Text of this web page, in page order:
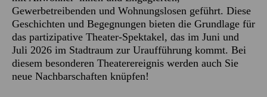
Gewerbetreibenden und Wohnungslosen geführt. Diese
Geschichten und Begegnungen bieten die Grundlage für
das partizipative Theater-Spektakel, das im Juni und
Juli 2026 im Stadtraum zur Uraufführung kommt. Bei
diesem besonderen Theaterereignis werden auch Sie
neue Nachbarschaften knüpfen!